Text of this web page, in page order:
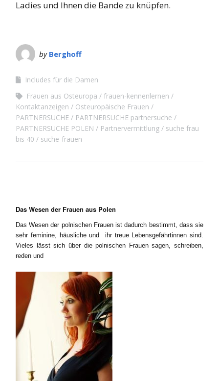
Ladies und Ihnen die Bande zu knüpfen.
by Berghoff
Includes für die Damen
Frauen aus Osteuropa
frauen-kennenlernen
Kontaktanzeigen
Osteuropäische Frauen
PARTNERSUCHE
PARTNERSUCHE partnersuche
PARTNERSUCHE POLEN
Partnervermittlung
suche frau
bis 40
suche-frauen
Das Wesen der Frauen aus Polen
Das Wesen der polnischen Frauen ist dadurch bestimmt, dass sie
sehr feminine, häusliche und ihr treue Lebensgefährtinnen sind.
Vieles lässt sich über die polnischen Frauen sagen, schreiben,
reden und